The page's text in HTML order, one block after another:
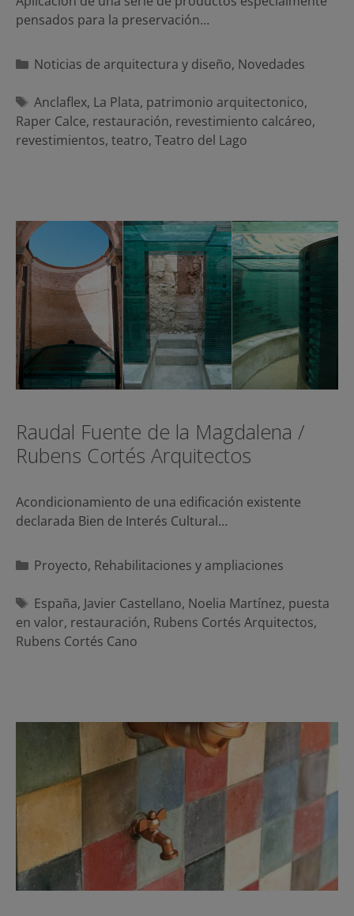
pensados para la preservación…
Categorías
Noticias de arquitectura y diseño, Novedades
Etiquetas
Anclaflex, La Plata, patrimonio arquitectonico,
Raper Calce, restauración, revestimiento calcáreo,
revestimientos, teatro, Teatro del Lago
Raudal Fuente de la Magdalena /
Rubens Cortés Arquitectos
Acondicionamiento de una edificación existente
declarada Bien de Interés Cultural…
Categorías
Proyecto, Rehabilitaciones y ampliaciones
Etiquetas
España, Javier Castellano, Noelia Martínez, puesta
en valor, restauración, Rubens Cortés Arquitectos,
Rubens Cortés Cano